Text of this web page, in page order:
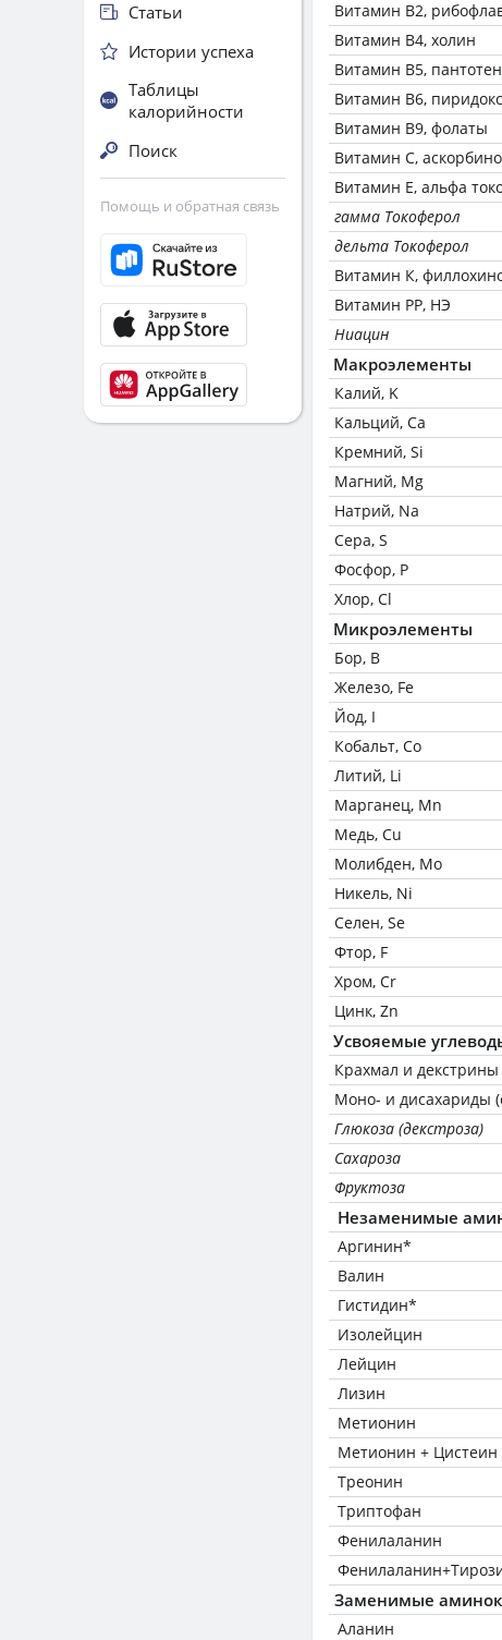
Витамин В2,
Витамин В4, холин
Витамин В5,
Витамин В6,
Витамин В9, фолаты
Витамин C,
Витамин Е, альфа
гамма Токоферол
дельта Токоферол
Витамин К,
Витамин РР, НЭ
Ниацин
Макроэлементы
Калий, K
Кальций, Ca
Кремний, Si
Магний, Mg
Натрий, Na
Сера, S
Фосфор, P
Хлор, Cl
Микроэлементы
Бор, B
Железо, Fe
Йод, I
Кобальт, Co
Литий, Li
Марганец, Mn
Медь, Cu
Молибден, Mo
Никель, Ni
Селен, Se
Фтор, F
Хром, Cr
Цинк, Zn
Усвояемые
Крахмал и декстрины
Моно- и дисахариды
Глюкоза (декстроза)
Сахароза
Фруктоза
Незаменимые
Аргинин*
Валин
Гистидин*
Изолейцин
Лейцин
Лизин
Метионин
Метионин + Цистеин
Треонин
Триптофан
Фенилаланин
Заменимые
Аланин
Статьи
Истории успеха
Таблицы
калорийности
Поиск
Помощь и обратная связь